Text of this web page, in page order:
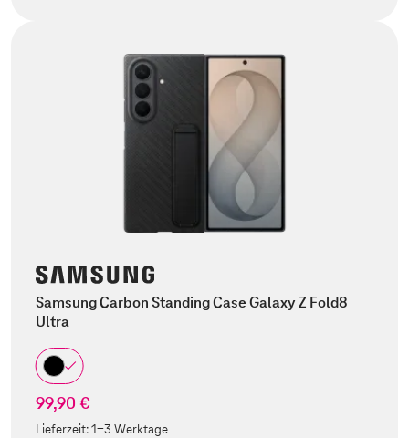
Samsung Carbon Standing Case Galaxy Z Fold8
Ultra
99,90 €
Lieferzeit:1-3 Werktage